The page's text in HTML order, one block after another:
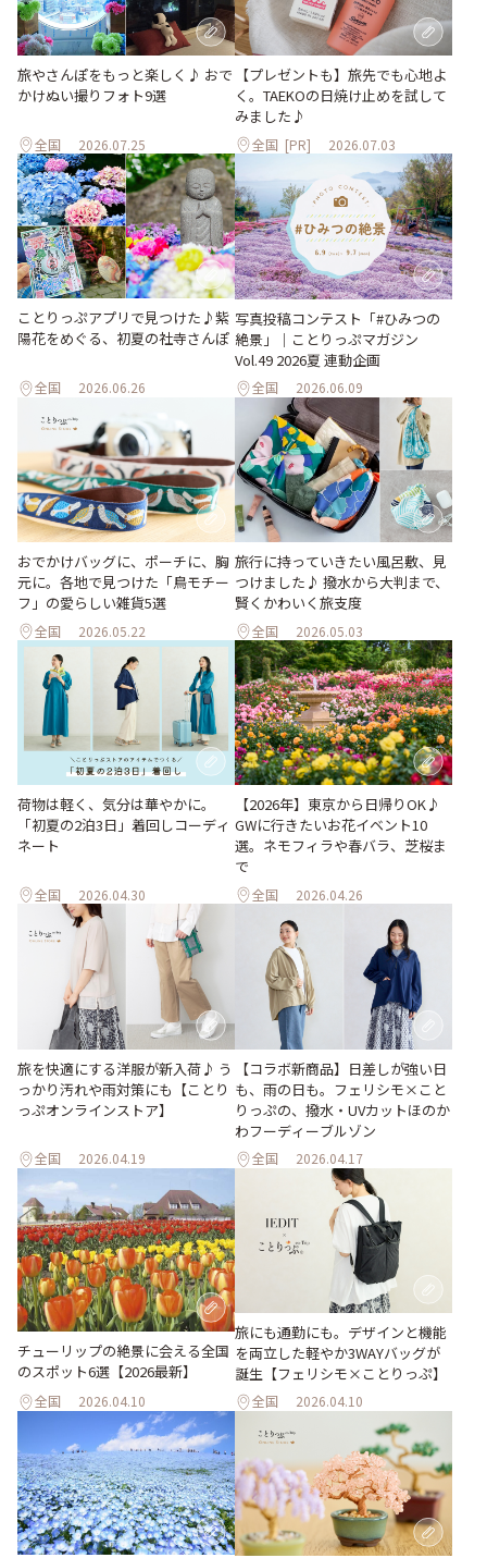
旅やさんぽをもっと楽しく♪ おで
かけぬい撮りフォト9選
全国 2026.07.25
【プレゼントも】旅先でも心地よ
く。TAEKOの日焼け止めを試して
みました♪
全国 [PR] 2026.07.03
ことりっぷアプリで見つけた♪紫
陽花をめぐる、初夏の社寺さんぽ
全国 2026.06.26
写真投稿コンテスト「#ひみつの
絶景」｜ことりっぷマガジン
Vol.49 2026夏 連動企画
全国 2026.06.09
おでかけバッグに、ポーチに、胸
元に。各地で見つけた「鳥モチー
フ」の愛らしい雑貨5選
全国 2026.05.22
旅行に持っていきたい風呂敷、見
つけました♪ 撥水から大判まで、
賢くかわいく旅支度
全国 2026.05.03
荷物は軽く、気分は華やかに。
「初夏の2泊3日」着回しコーディ
ネート
全国 2026.04.30
【2026年】東京から日帰りOK♪
GWに行きたいお花イベント10
選。ネモフィラや春バラ、芝桜ま
で
全国 2026.04.26
旅を快適にする洋服が新入荷♪ う
っかり汚れや雨対策にも【ことり
っぷオンラインストア】
全国 2026.04.19
【コラボ新商品】日差しが強い日
も、雨の日も。フェリシモ×こと
りっぷの、撥水・UVカットほのか
わフーディーブルゾン
全国 2026.04.17
チューリップの絶景に会える全国
のスポット6選【2026最新】
全国 2026.04.10
旅にも通勤にも。デザインと機能
を両立した軽やか3WAYバッグが
誕生【フェリシモ×ことりっぷ】
全国 2026.04.10